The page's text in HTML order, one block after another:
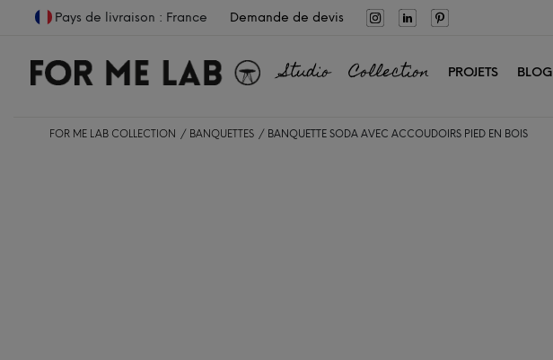
Pays de livraison : France Demande de devis
Studio Collection PROJETS BLOG
FOR ME LAB COLLECTION BANQUETTES BANQUETTE SODA AVEC ACCOUDOIRS PIED EN BOIS